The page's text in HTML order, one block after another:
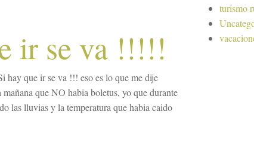
ir se va !!!!!
hay que ir se va !!! eso es lo que me dije
que NO habia boletus, yo que durante
las lluvias y la temperatura que habia caido
turismo